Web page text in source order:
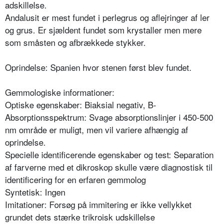
adskillelse.
Andalusit er mest fundet i perlegrus og aflejringer af ler
og grus. Er sjældent fundet som krystaller men mere
som småsten og afbrækkede stykker.
Oprindelse: Spanien hvor stenen først blev fundet.
Gemmologiske informationer:
Optiske egenskaber: Biaksial negativ, B-
Absorptionsspektrum: Svage absorptionslinjer i 450-500
nm område er muligt, men vil variere afhængig af
oprindelse.
Specielle identificerende egenskaber og test: Separation
af farverne med et dikroskop skulle være diagnostisk til
identificering for en erfaren gemmolog
Syntetisk: Ingen
Imitationer: Forsøg på immitering er ikke vellykket
grundet dets stærke trikroisk udskillelse